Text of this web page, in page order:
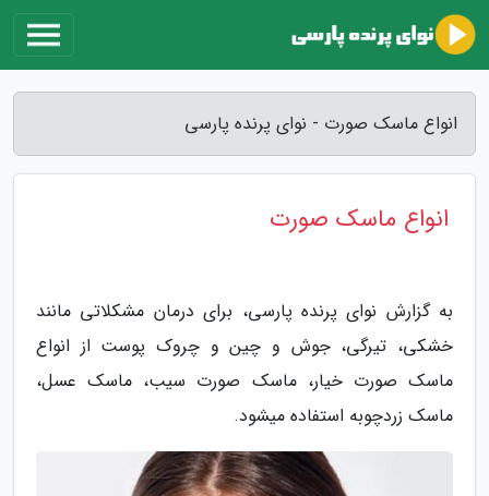
انواع ماسک صورت - نوای پرنده پارسی
انواع ماسک صورت
به گزارش نوای پرنده پارسی، برای درمان مشکلاتی مانند
خشکی، تیرگی، جوش و چین و چروک پوست از انواع
ماسک صورت خیار، ماسک صورت سیب، ماسک عسل،
ماسک زردچوبه استفاده میشود.